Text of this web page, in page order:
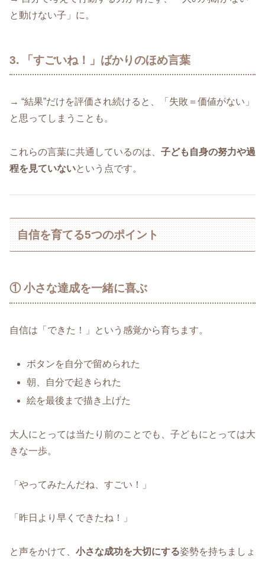
と動けない子」に。
3. 「すごいね！」ばかりのほめ言葉
→ “結果”だけを評価され続けると、「失敗＝価値がない」
と思ってしまうことも。
これらの言葉に共通しているのは、 子ども自身の努力や過
程を見ていないという点です。
自信を育てる5つのポイント
① 小さな達成を一緒に喜ぶ
自信は「できた！」という感覚から育ちます。
ボタンを自分で留められた
朝、自分で起きられた
絵を最後まで描き上げた
大人にとっては当たり前のことでも、子どもにとっては大
きな一歩。
「やってみたんだね、すごい！」
「昨日より早くできたね！」
と声をかけて、 小さな成功を大切にする姿勢を持ちましょ